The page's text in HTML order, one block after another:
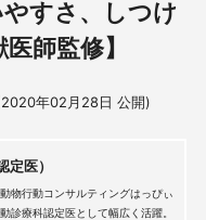
すさ、しつけ
師監修】
2020年02月28日 公開)
医）
物行動コンサルティングはっぴぃ
診療科認定医として幅広く活躍。